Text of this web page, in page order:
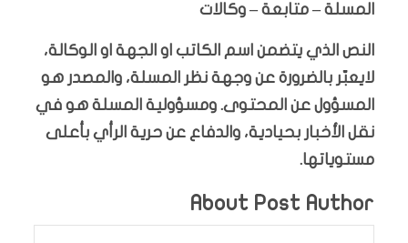
المسلة – متابعة – وكالات
النص الذي يتضمن اسم الكاتب او الجهة او الوكالة،
لايعبّر بالضرورة عن وجهة نظر المسلة، والمصدر هو
المسؤول عن المحتوى. ومسؤولية المسلة هو في
نقل الأخبار بحيادية، والدفاع عن حرية الرأي بأعلى
مستوياتها.
About Post Author